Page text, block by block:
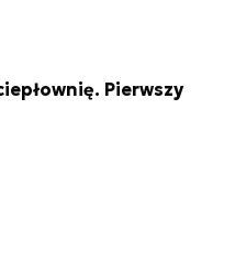
Pierwszy